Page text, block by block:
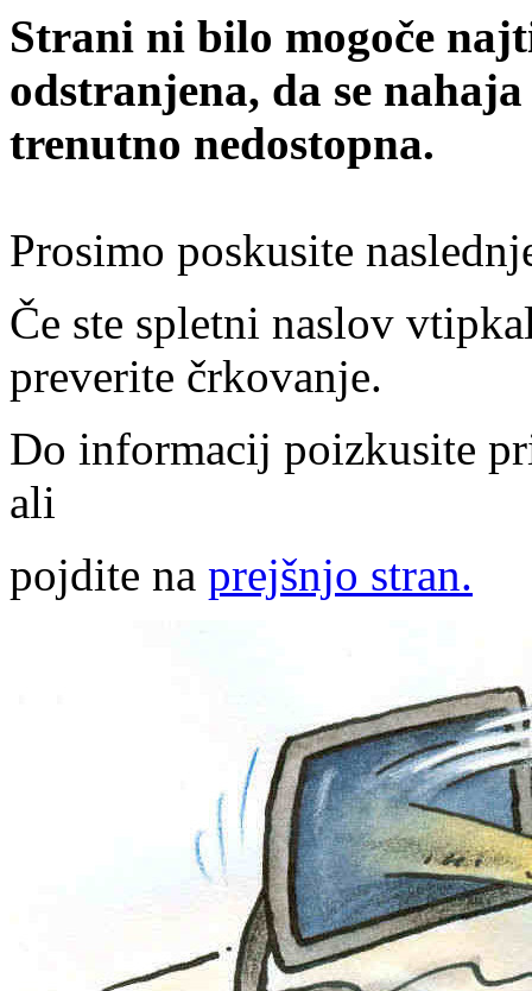
Strani ni bilo mogoče
odstranjena, da se
trenutno nedostopna.
Prosimo poskusite
Če ste spletni naslov
preverite črkovanje.
Do informacij poizkusite
ali
pojdite na prejšnjo stran.